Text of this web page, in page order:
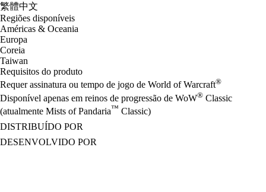
繁體中文
Regiões disponíveis
Américas & Oceania
Europa
Coreia
Taiwan
Requisitos do produto
Requer assinatura ou tempo de jogo de World of Warcraft®
Disponível apenas em reinos de progressão de WoW® Classic
(atualmente Mists of Pandaria™ Classic)
DISTRIBUÍDO POR
DESENVOLVIDO POR